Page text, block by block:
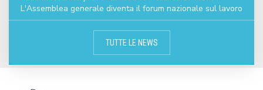
L'Assemblea generale diventa il forum nazionale sul lavoro
TUTTE LE NEWS